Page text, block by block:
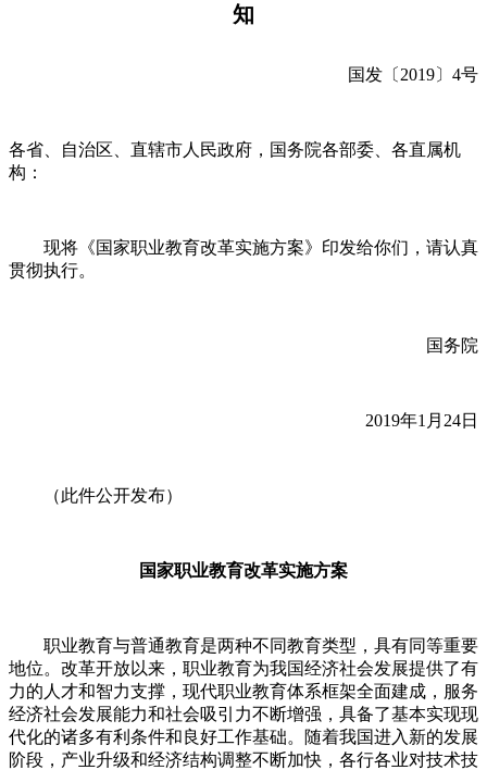
知
国发〔2019〕4号
各省、自治区、直辖市人民政府，国务院各部委、各直属机
构：
现将《国家职业教育改革实施方案》印发给你们，请认真
贯彻执行。
国务院
2019年1月24日
（此件公开发布）
国家职业教育改革实施方案
职业教育与普通教育是两种不同教育类型，具有同等重要
地位。改革开放以来，职业教育为我国经济社会发展提供了有
力的人才和智力支撑，现代职业教育体系框架全面建成，服务
经济社会发展能力和社会吸引力不断增强，具备了基本实现现
代化的诸多有利条件和良好工作基础。随着我国进入新的发展
阶段，产业升级和经济结构调整不断加快，各行各业对技术技